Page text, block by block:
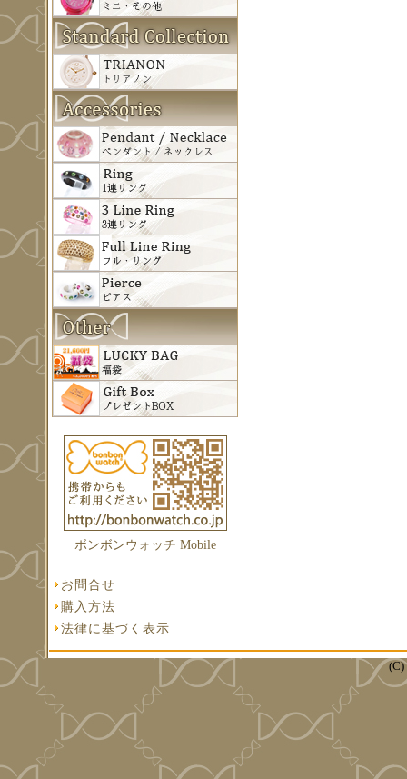
ボンボンウォッチ Mobile
お問合せ
購入方法
法律に基づく表示